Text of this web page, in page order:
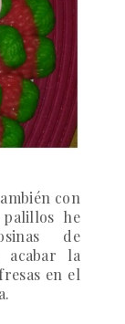
con
he
de
la
en el